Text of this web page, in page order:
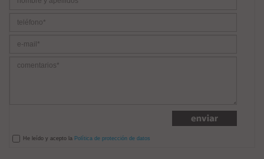
He leído y acepto la Política de protección de datos